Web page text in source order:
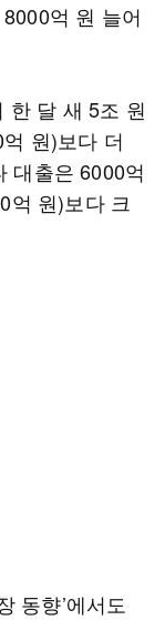
억 원 늘어
한 달 새 5조 원
원)보다 더
대출은 6000억
억 원)보다 크
동향’에서도